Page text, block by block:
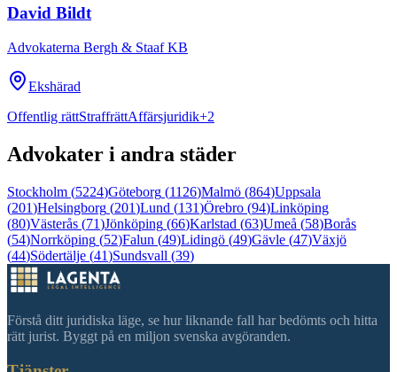
David Bildt
Advokaterna Bergh & Staaf KB
Ekshärad
Offentlig rättStraffrättAffärsjuridik+2
Advokater i andra städer
Stockholm (5224)Göteborg (1126)Malmö (864)Uppsala
(201)Helsingborg (201)Lund (131)Örebro (94)Linköping
(80)Västerås (71)Jönköping (66)Karlstad (63)Umeå (58)Borås
(54)Norrköping (52)Falun (49)Lidingö (49)Gävle (47)Växjö
(44)Södertälje (41)Sundsvall (39)
Förstå ditt juridiska läge, se hur liknande fall har bedömts och hitta
rätt jurist. Byggt på en miljon svenska avgöranden.